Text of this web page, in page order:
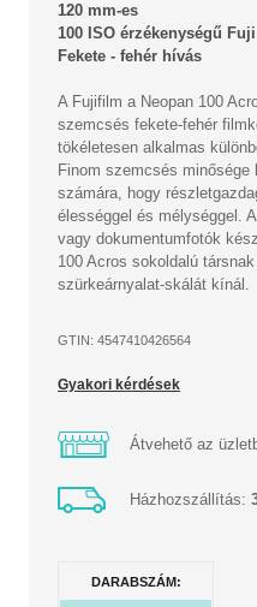
120 mm-es
100 ISO érzékenységű
Fekete - fehér hívás
A Fujifilm a Neopan 100
szemcsés fekete-fehér
tökéletesen alkalmas
Finom szemcsés
számára, hogy
élességgel és mélységgel.
vagy dokumentumfotók
100 Acros sokoldalú
szürkeárnyalat-skálát kínál.
GTIN: 4547410426564
Gyakori kérdések
Átvehető az
Házhozszállítás:
DARABSZÁM: